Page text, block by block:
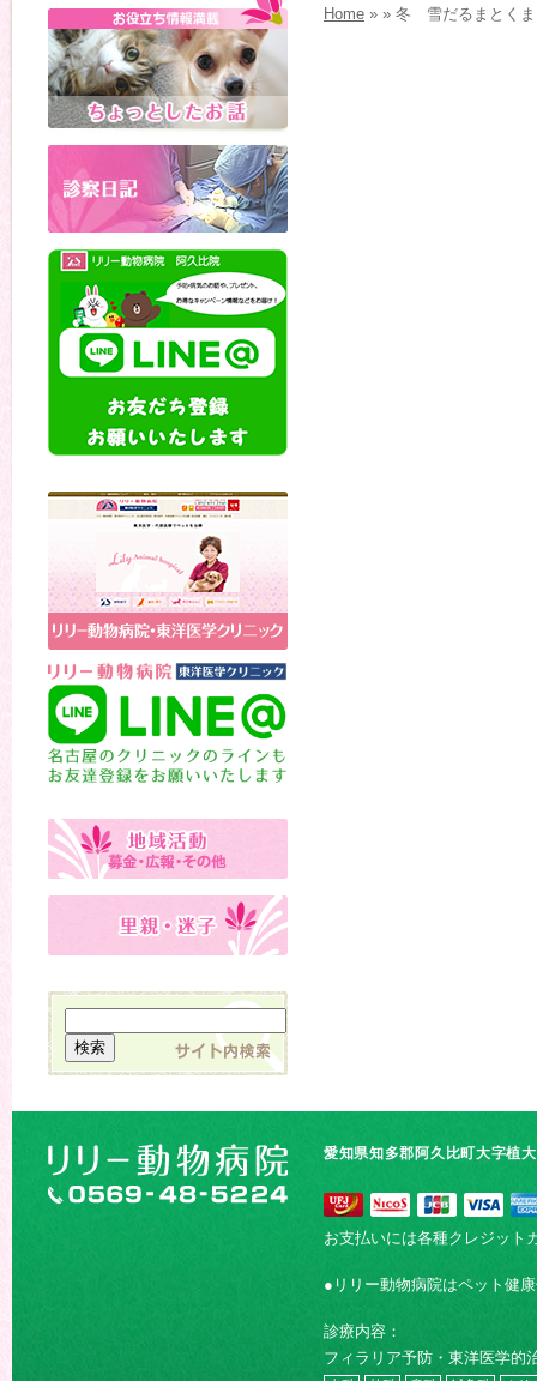
Home » » 冬 雪だるまとくま
愛知県知多郡阿久比町大字植
お支払いには各種クレジット
●リリー動物病院はペット健
診療内容：
フィラリア予防・東洋医学的